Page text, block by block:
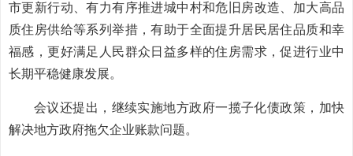
市更新行动、有力有序推进城中村和危旧房改造、加大高品
质住房供给等系列举措，有助于全面提升居民居住品质和幸
福感，更好满足人民群众日益多样的住房需求，促进行业中
长期平稳健康发展。
会议还提出，继续实施地方政府一揽子化债政策，加快
解决地方政府拖欠企业账款问题。